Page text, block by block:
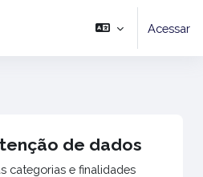
Acessar
de dados
categorias e finalidades